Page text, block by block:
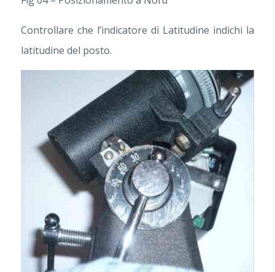
Controllare che l’indicatore di Latitudine indichi la
latitudine del posto.